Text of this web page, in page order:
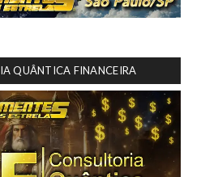
QUÂNTICA FINANCEIRA